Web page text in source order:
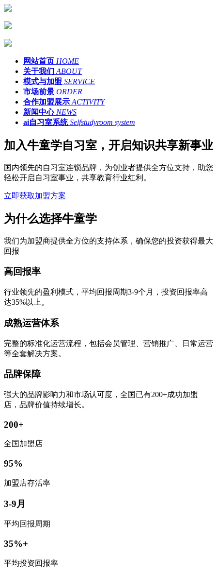
网站首页 HOME
关于我们 ABOUT
模式与加盟 SERVICE
市场前景 ORDER
合作加盟展示 ACTIVITY
新闻中心 NEWS
ai自习室系统 Selfstudyroom system
加入牛童学自习室，开启知识共享新事业
国内领先的自习室连锁品牌，为创业者提供全方位支持，助您
轻松开启自习室事业，共享教育行业红利。
立即获取加盟方案
为什么选择牛童学
我们为加盟商提供全方位的支持体系，确保您的投资获得最大
回报
高回报率
行业领先的盈利模式，平均回报周期3-9个月，投资回报率高
达35%以上。
成熟运营体系
完整的标准化运营流程，包括会员管理、营销推广、日常运营
等全套解决方案。
品牌保障
强大的品牌影响力和市场认可度，全国已有200+成功加盟
店，品牌价值持续增长。
200+
全国加盟店
95%
加盟店存活率
3-9月
平均回报周期
35%+
平均投资回报率